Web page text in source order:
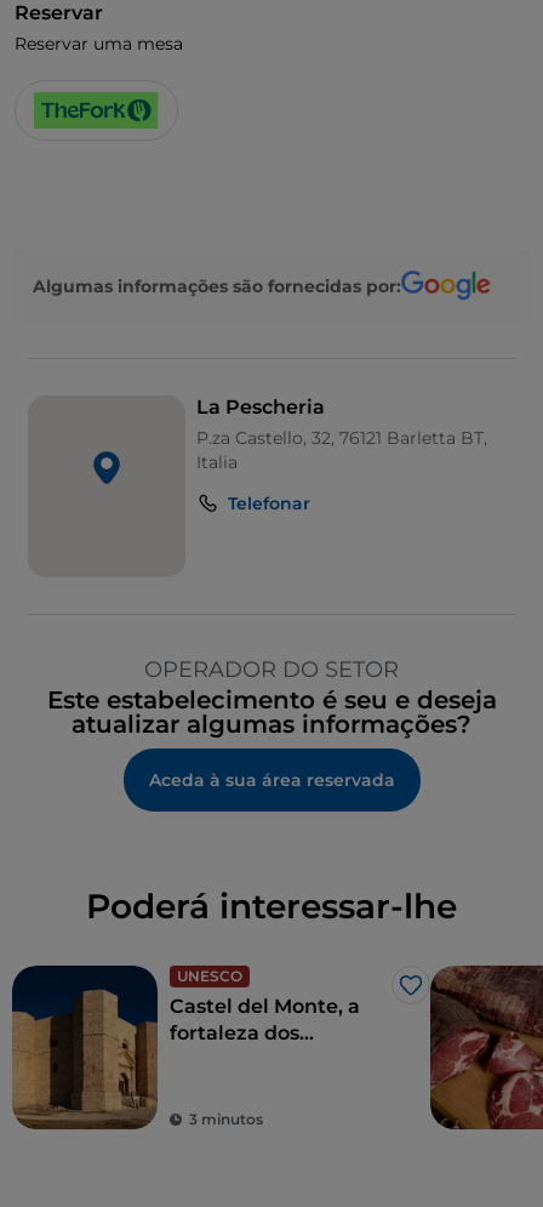
Reservar
Reservar uma mesa
Algumas informações são fornecidas por:
La Pescheria
P.za Castello, 32, 76121 Barletta BT,
Italia
Telefonar
OPERADOR DO SETOR
Este estabelecimento é seu e deseja
atualizar algumas informações?
Aceda à sua área reservada
Poderá interessar-lhe
UNESCO
Gosto
Castel del Monte, a
fortaleza dos
3 minutos